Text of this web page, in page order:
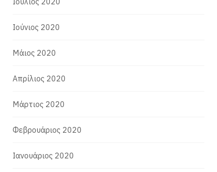
Ιούνιος 2020
Μάιος 2020
Απρίλιος 2020
Μάρτιος 2020
Φεβρουάριος 2020
Ιανουάριος 2020